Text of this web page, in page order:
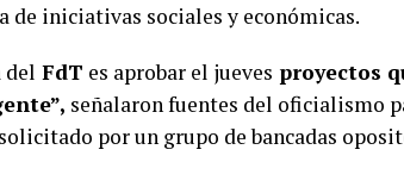
de iniciativas sociales y económicas.
del FdT es aprobar el jueves proyectos
señalaron fuentes del oficialismo
por un grupo de bancadas